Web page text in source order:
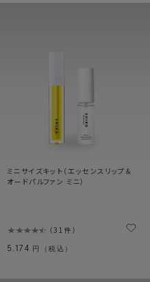
ミニサイズキット（エッセンスリップ＆
オードパルファン ミニ）
31件
5,174 円（税込）